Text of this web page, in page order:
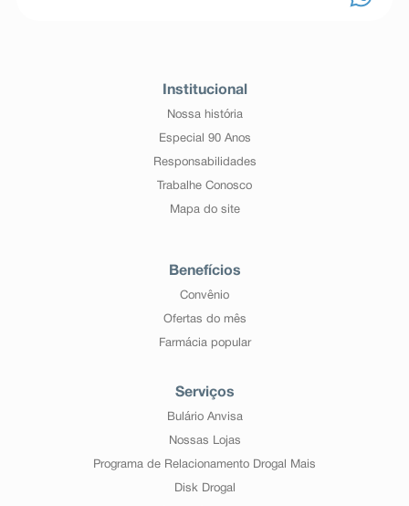
Institucional
Nossa história
Especial 90 Anos
Responsabilidades
Trabalhe Conosco
Mapa do site
Benefícios
Convênio
Ofertas do mês
Farmácia popular
Serviços
Bulário Anvisa
Nossas Lojas
Programa de Relacionamento Drogal Mais
Disk Drogal